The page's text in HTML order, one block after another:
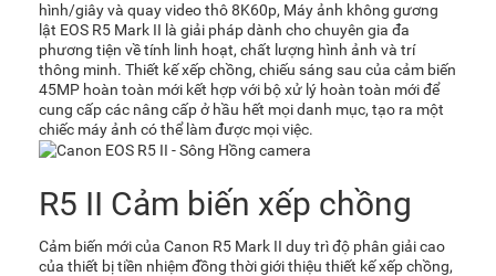
hình/giây và quay video thô 8K60p, Máy ảnh không gương
lật EOS R5 Mark II là giải pháp dành cho chuyên gia đa
phương tiện về tính linh hoạt, chất lượng hình ảnh và trí
thông minh. Thiết kế xếp chồng, chiếu sáng sau của cảm biến
45MP hoàn toàn mới kết hợp với bộ xử lý hoàn toàn mới để
cung cấp các nâng cấp ở hầu hết mọi danh mục, tạo ra một
chiếc máy ảnh có thể làm được mọi việc.
R5 II Cảm biến xếp chồng
Cảm biến mới của Canon R5 Mark II duy trì độ phân giải cao
của thiết bị tiền nhiệm đồng thời giới thiệu thiết kế xếp chồng,